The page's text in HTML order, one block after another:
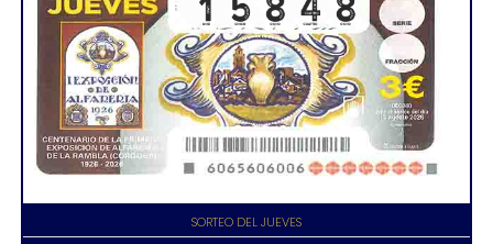
SORTEO DEL JUEVES